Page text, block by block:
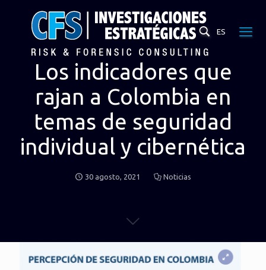
ES
Los indicadores que
rajan a Colombia en
temas de seguridad
individual y cibernética
30 agosto, 2021 Noticias